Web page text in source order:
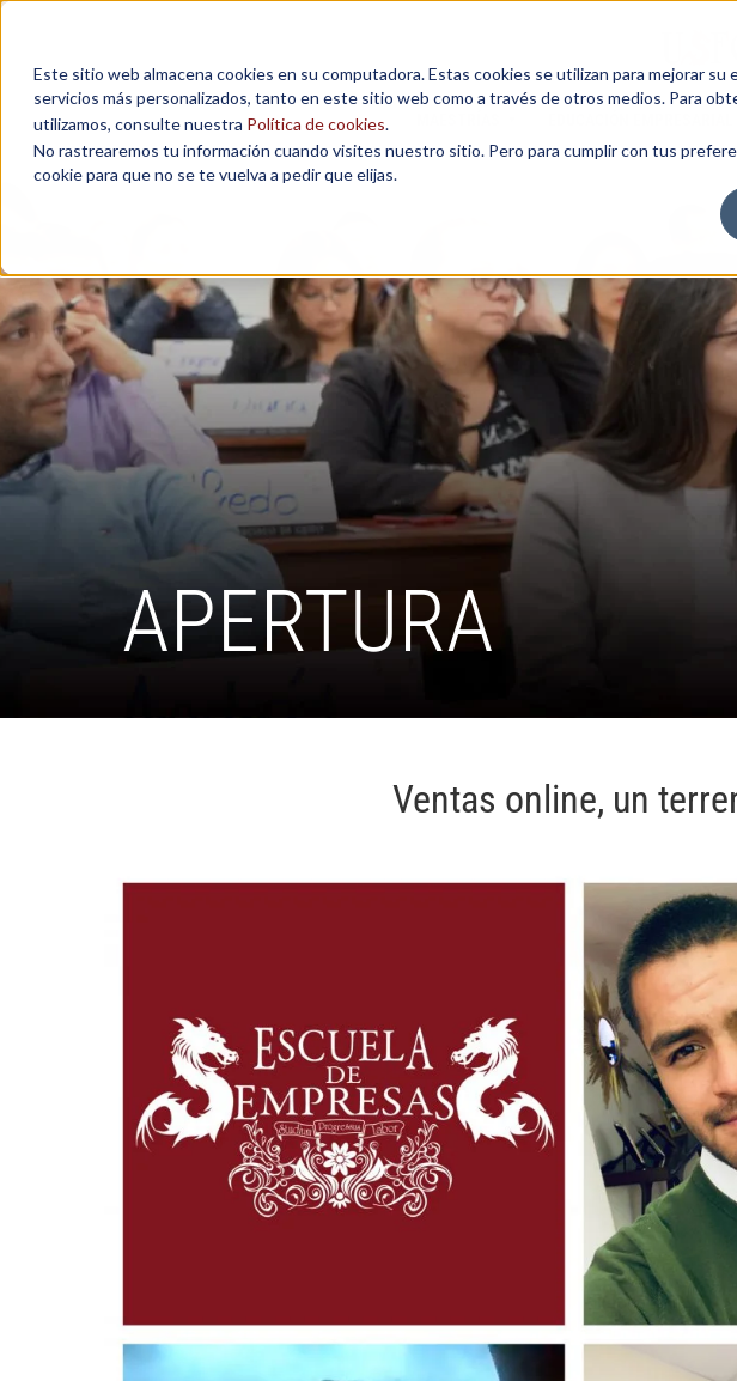
Este sitio web almacena cookies en su computadora. Estas cookies se utilizan para mejorar
servicios más personalizados, tanto en este sitio web como a través de otros medios. Para
utilizamos, consulte nuestra Política de cookies.
No rastrearemos tu información cuando visites nuestro sitio. Pero para cumplir con tus
cookie para que no se te vuelva a pedir que elijas.
APERTURA
Ventas online, un